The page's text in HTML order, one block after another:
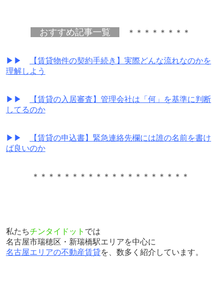
おすすめ記事一覧 ＊＊＊＊＊＊＊＊
▶▶
【賃貸物件の契約手続き】実際どんな流れなのかを
理解しよう
▶▶
【賃貸の入居審査】管理会社は「何」を基準に判断
してるのか
▶▶
【賃貸の申込書】緊急連絡先欄には誰の名前を書け
ば良いのか
＊＊＊＊＊＊＊＊＊＊＊＊＊＊＊＊＊＊＊＊
私たちチンタイドット では
名古屋市瑞穂区・新瑞橋駅エリアを中心に
名古屋エリアの不動産賃貸を、数多く紹介しています。